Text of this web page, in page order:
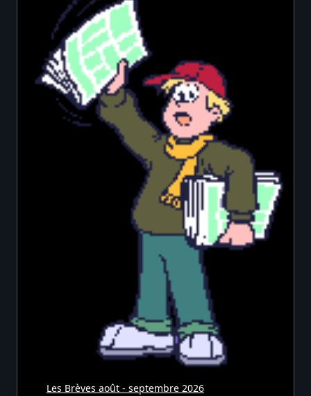
Les Brèves août - septembre 2026